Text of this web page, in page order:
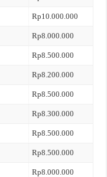
Rp10.000.000
Rp8.000.000
Rp8.500.000
Rp8.200.000
Rp8.500.000
Rp8.300.000
Rp8.500.000
Rp8.500.000
Rp8.000.000